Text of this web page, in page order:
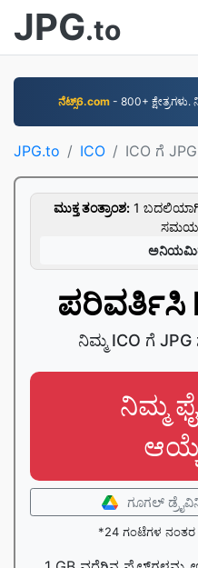
JPG.to
ನೆಟ್ಸ್6.com - 800+
JPG.to ICO ICO ಗೆ JPG
ಮುಕ್ತ ತಂತ್ರಾಂಶ:1 ಬದಲಿಯಾಗಿ
ಪರಿವರ್ತಿಸಿ
ನಿಮ್ಮ ICO ಗೆ
ನಿಮ್ಮ
ಗೂಗಲ್
*24 ಗಂಟೆಗಳ ನಂತರ